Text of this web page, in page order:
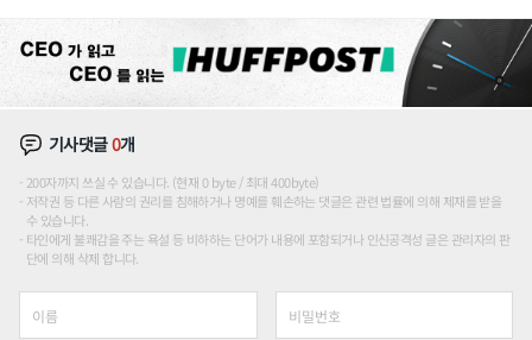
기사댓글0개
200자까지 쓰실 수 있습니다. (현재 0 byte / 최대 400byte)
저작권 등 다른 사람의 권리를 침해하거나 명예를 훼손하는 댓글은 관련 법률에 의해 제재를 받을
수 있습니다.
타인에게 불쾌감을 주는 욕설 등 비하하는 단어가 내용에 포함되거나 인신공격성 글은 관리자의 판
단에 의해 삭제 합니다.